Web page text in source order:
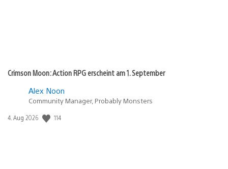
Crimson Moon: Action RPG erscheint am 1. September
Alex Noon
Community Manager, Probably Monsters
Veröffentlichungsdatum:
4. Aug 2026 114